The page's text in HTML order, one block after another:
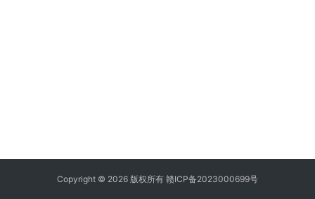
Copyright © 2026 版权所有 赣ICP备2023000699号